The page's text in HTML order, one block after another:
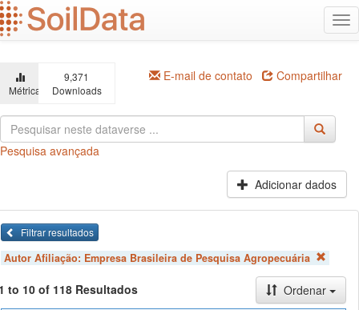
Ir
para
o
principal
Métricas
9,371
Downloads
E-mail de contato Compartilhar
Pesquisa avançada
Adicionar dados
Filtrar resultados
Autor Afiliação: Empresa Brasileira de Pesquisa Agropecuária
to 10 of 118 Resultados
Ordenar